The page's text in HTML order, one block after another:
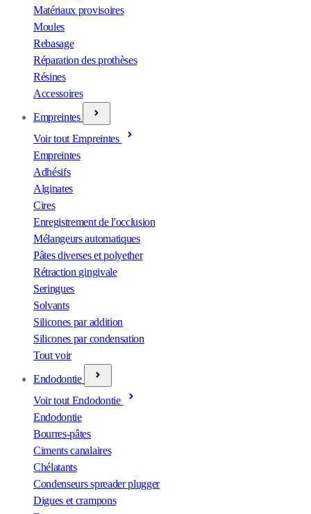
Matériaux provisoires
Moules
Rebasage
Réparation des prothèses
Résines
Accessoires
Empreintes
Voir tout Empreintes
Empreintes
Adhésifs
Alginates
Cires
Enregistrement de l'occlusion
Mélangeurs automatiques
Pâtes diverses et polyether
Rétraction gingivale
Seringues
Solvants
Silicones par addition
Silicones par condensation
Tout voir
Endodontie
Voir tout Endodontie
Endodontie
Bourres-pâtes
Ciments canalaires
Chélatants
Condenseurs spreader plugger
Digues et crampons